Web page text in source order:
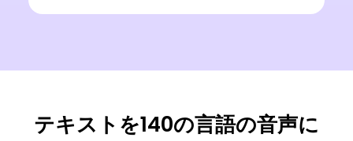
テキストを140の言語の音声に